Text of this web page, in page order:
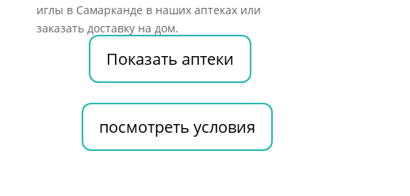
иглы в Самарканде в наших аптеках или
заказать доставку на дом.
Показать аптеки
посмотреть условия